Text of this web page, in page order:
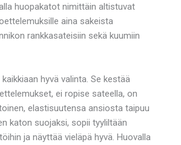
huopakatot nimittäin altistuvat
aina sakeista
rankkasateisiin sekä kuumiin
hyvä valinta. Se kestää
ei ropise sateella, on
elastisuutensa ansiosta taipuu
katon suojaksi, sopii tyyliltään
ja näyttää vieläpä hyvä. Huovalla